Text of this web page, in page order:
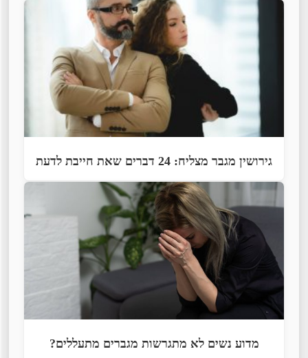
גירושין מגבר מצליח: 24 דברים שאת חייבת לדעת
מדוע נשים לא מתגרשות מגברים מתעללים?